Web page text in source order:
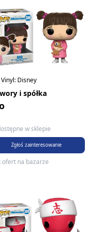
Vinyl: Disney
i spółka
w sklepie
Zgłoś zainteresowanie
ofert na bazarze